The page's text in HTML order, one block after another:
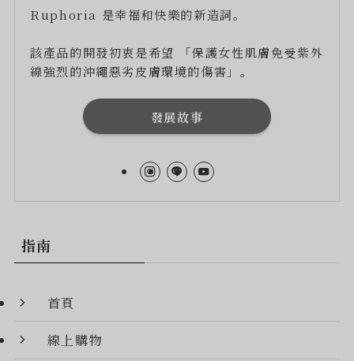
Ruphoria 是幸福和快樂的新造詞。
該產品的開發初衷是希望 「保護女性肌膚免受紫外
線強烈的沖繩惡劣皮膚環境的傷害」。
發展故事
指南
首頁
線上購物